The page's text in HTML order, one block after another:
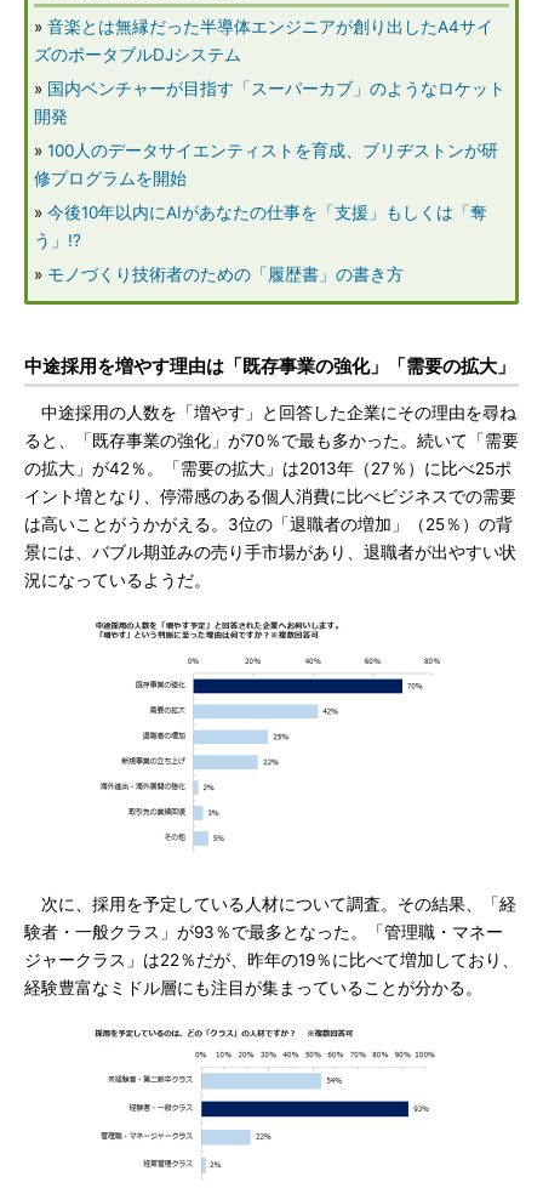
» 音楽とは無縁だった半導体エンジニアが創り出したA4サイ
ズのポータブルDJシステム
» 国内ベンチャーが目指す「スーパーカブ」のようなロケット
開発
» 100人のデータサイエンティストを育成、ブリヂストンが研
修プログラムを開始
» 今後10年以内にAIがあなたの仕事を「支援」もしくは「奪
う」!?
» モノづくり技術者のための「履歴書」の書き方
中途採用を増やす理由は「既存事業の強化」「需要の拡大」
中途採用の人数を「増やす」と回答した企業にその理由を尋ね
ると、「既存事業の強化」が70％で最も多かった。続いて「需要
の拡大」が42％。「需要の拡大」は2013年（27％）に比べ25ポ
イント増となり、停滞感のある個人消費に比べビジネスでの需要
は高いことがうかがえる。3位の「退職者の増加」（25％）の背
景には、バブル期並みの売り手市場があり、退職者が出やすい状
況になっているようだ。
次に、採用を予定している人材について調査。その結果、「経
験者・一般クラス」が93％で最多となった。「管理職・マネー
ジャークラス」は22％だが、昨年の19％に比べて増加しており、
経験豊富なミドル層にも注目が集まっていることが分かる。